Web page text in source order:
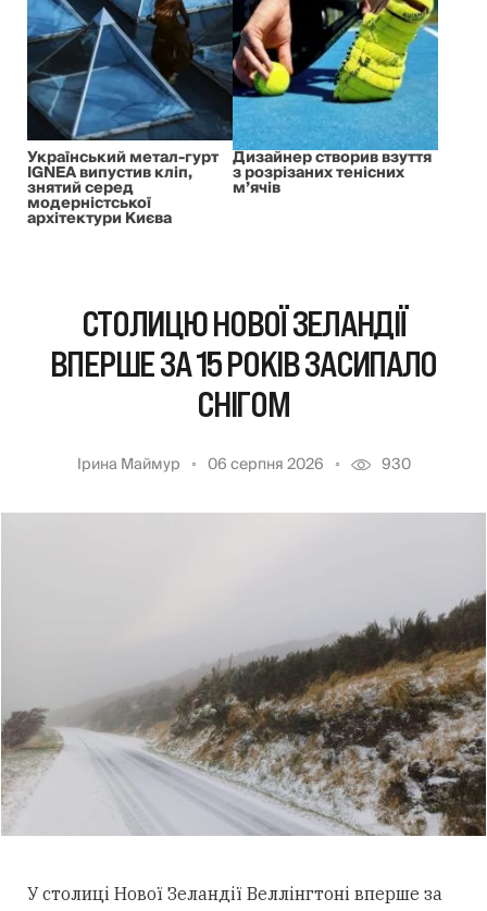
Український метал-гурт
IGNEA випустив кліп,
знятий серед
модерністської
архітектури Києва
Дизайнер створив взуття
з розрізаних тенісних
м’ячів
СТОЛИЦЮ НОВОЇ ЗЕЛАНДІЇ
ВПЕРШЕ ЗА 15 РОКІВ ЗАСИПАЛО
СНІГОМ
Ірина Маймур 06 серпня 2026 930
У столиці Нової Зеландії Веллінгтоні вперше за